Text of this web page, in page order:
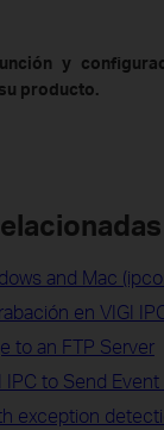
y
producto.
and Mac
en VIGI
to an FTP Server
to Send
exception